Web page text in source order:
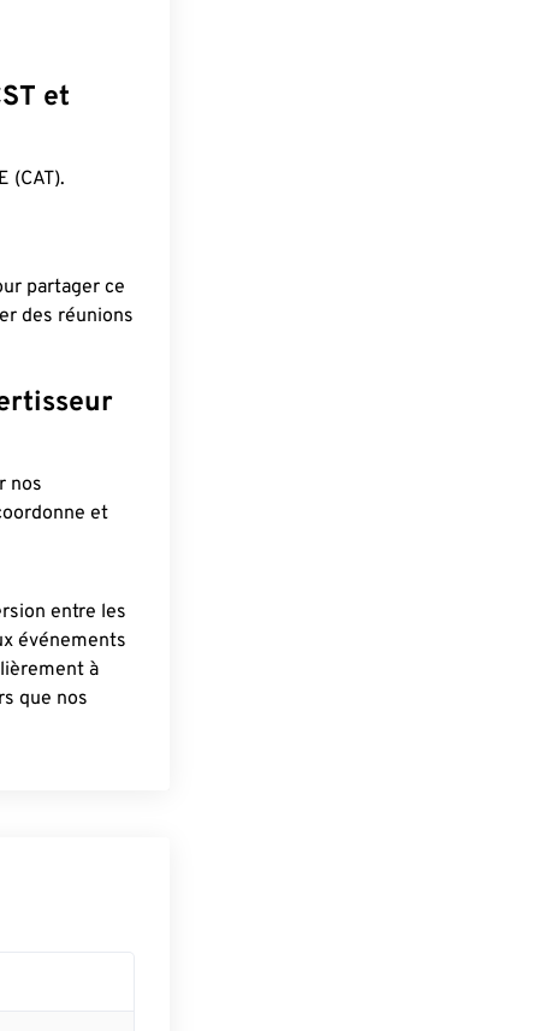
et
(CAT).
partager ce
des réunions
nos
et
entre les
événements
à
que nos